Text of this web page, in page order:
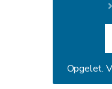
Opgelet.